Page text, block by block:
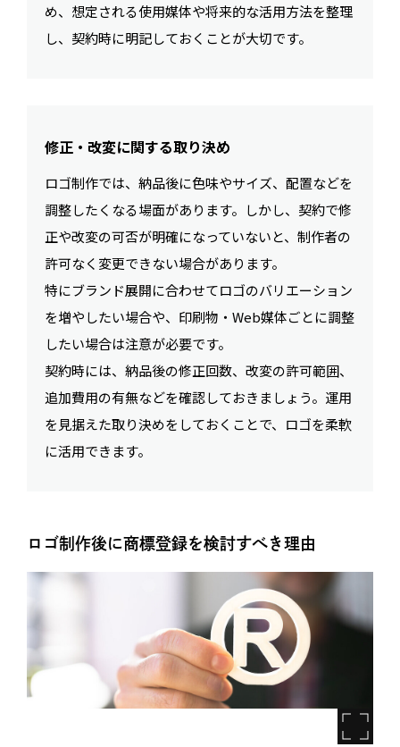
め、想定される使用媒体や将来的な活用方法を整理
し、契約時に明記しておくことが大切です。
修正・改変に関する取り決め
ロゴ制作では、納品後に色味やサイズ、配置などを
調整したくなる場面があります。しかし、契約で修
正や改変の可否が明確になっていないと、制作者の
許可なく変更できない場合があります。
特にブランド展開に合わせてロゴのバリエーション
を増やしたい場合や、印刷物・Web媒体ごとに調整
したい場合は注意が必要です。
契約時には、納品後の修正回数、改変の許可範囲、
追加費用の有無などを確認しておきましょう。運用
を見据えた取り決めをしておくことで、ロゴを柔軟
に活用できます。
ロゴ制作後に商標登録を検討すべき理由